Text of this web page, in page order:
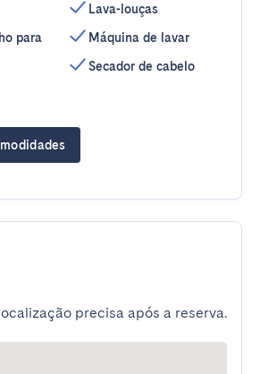
para
Lava-louças
Máquina de lavar
Secador de cabelo
precisa após a reserva.